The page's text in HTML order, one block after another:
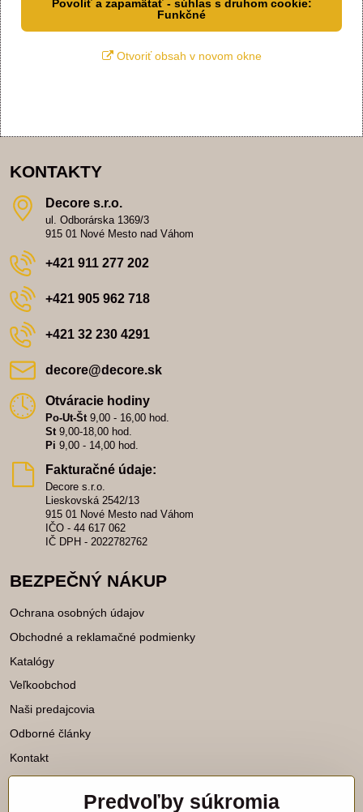
Povoliť a zapamätať - súhlas s druhom cookie:
Funkčné
Otvoriť obsah v novom okne
KONTAKTY
Decore s​.r​.o​.
ul. Odborárska 1369/3
915 01 Nové Mesto nad Váhom
+421 911 277 202
+421 905 962 718
+421 32 230 4291
decore​@decore​.sk
Otváracie hodiny
Po-Ut-Št9,00 - 16,00 hod.
St9,00-18,00 hod.
Pi 9,00 - 14,00 hod.
Fakturačné údaje:
Decore s.r.o.
Lieskovská 2542/13
915 01 Nové Mesto nad Váhom
IČO - 44 617 062
IČ DPH - 2022782762
BEZPEČNÝ NÁKUP
Ochrana osobných údajov
Obchodné a reklamačné podmienky
Katalógy
Veľkoobchod
Naši predajcovia
Odborné články
Kontakt
Katalógy na stiahnutie
Predvoľby súkromia